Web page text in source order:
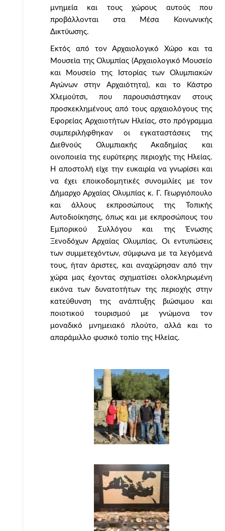
μνημεία και τους χώρους αυτούς που
προβάλλονται στα Μέσα Κοινωνικής
Δικτύωσης.
Εκτός από τον Αρχαιολογικό Χώρο και τα
Μουσεία της Ολυμπίας (Αρχαιολογικό Μουσείο
και Μουσείο της Ιστορίας των Ολυμπιακών
Αγώνων στην Αρχαιότητα), και το Κάστρο
Χλεμούτσι, που παρουσιάστηκαν στους
προσκεκλημένους από τους αρχαιολόγους της
Εφορείας Aρχαιοτήτων Ηλείας, στο πρόγραμμα
συμπεριλήφθηκαν οι εγκαταστάσεις της
Διεθνούς Ολυμπιακής Ακαδημίας και
οινοποιεία της ευρύτερης περιοχής της Ηλείας.
Η αποστολή είχε την ευκαιρία να γνωρίσει και
να έχει εποικοδομητικές συνομιλίες με τον
Δήμαρχο Αρχαίας Ολυμπίας κ. Γ. Γεωργιόπουλο
και άλλους εκπροσώπους της Τοπικής
Αυτοδιοίκησης, όπως και με εκπροσώπους του
Εμπορικού Συλλόγου και της Ένωσης
Ξενοδόχων Αρχαίας Ολυμπίας. Οι εντυπώσεις
των συμμετεχόντων, σύμφωνα με τα λεγόμενά
τους, ήταν άριστες, και αναχώρησαν από την
χώρα μας έχοντας σχηματίσει ολοκληρωμένη
εικόνα των δυνατοτήτων της περιοχής στην
κατεύθυνση της ανάπτυξης βιώσιμου και
ποιοτικού τουρισμού με γνώμονα τον
μοναδικό μνημειακό πλούτο, αλλά και το
απαράμιλλο φυσικό τοπίο της Ηλείας.